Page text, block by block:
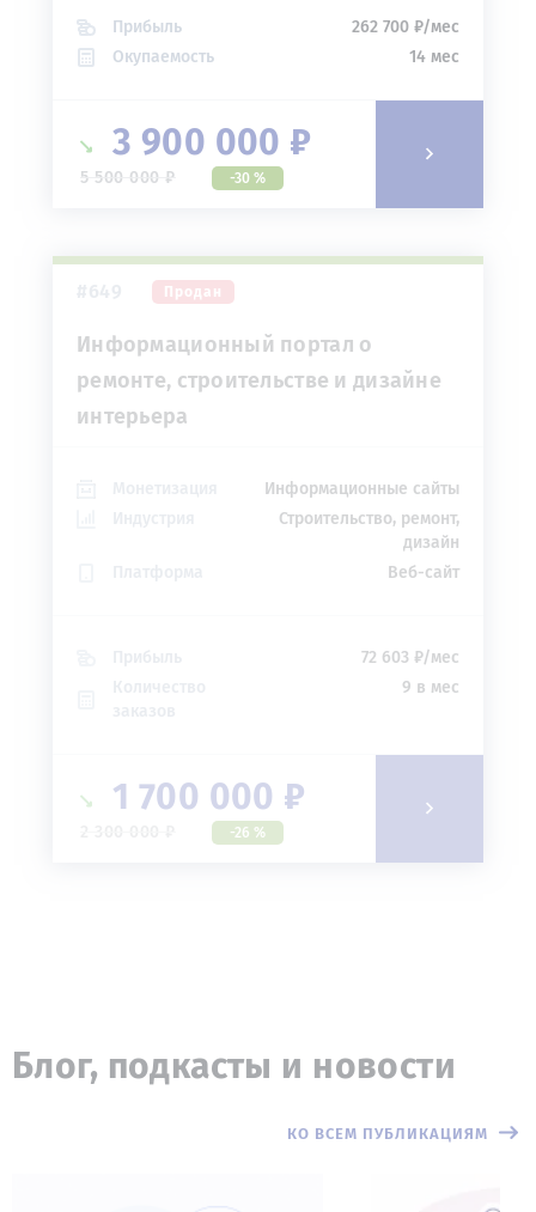
Прибыль
262 700 ₽/мес
Окупаемость
14 мес
3 900 000 ₽
5 500 000 ₽ -30 %
Продан
Информационный портал о
ремонте, строительстве и дизайне
интерьера
Информационные сайты
Строительство, ремонт,
дизайн
Веб-сайт
72 603 ₽/мес
9 в мес
1 700 000 ₽
-26 %
Блог, подкасты и новости
КО ВСЕМ ПУБЛИКАЦИЯМ